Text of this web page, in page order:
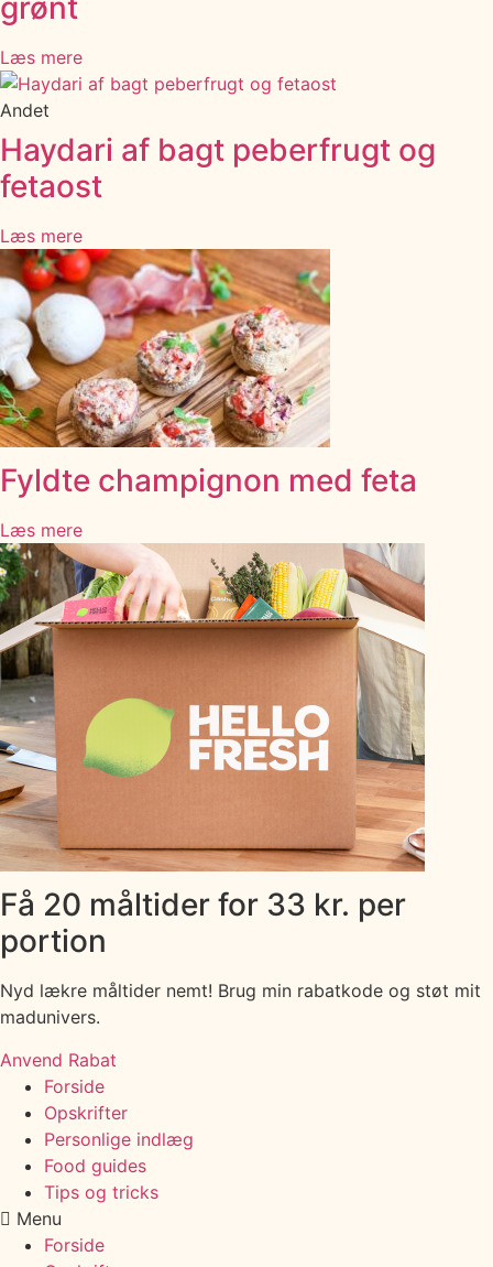
grønt
Læs mere
Andet
Haydari af bagt peberfrugt og
fetaost
Læs mere
Fyldte champignon med feta
Læs mere
Få 20 måltider for 33 kr. per
portion
Nyd lækre måltider nemt! Brug min rabatkode og støt mit
madunivers.
Anvend Rabat
Forside
Opskrifter
Personlige indlæg
Food guides
Tips og tricks
Menu
Forside